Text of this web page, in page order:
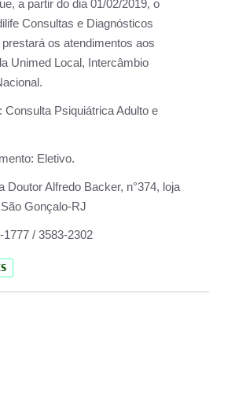
a partir do dia 01/02/2019, o
Consultas e Diagnósticos
os atendimentos aos
Unimed Local, Intercâmbio
Consulta Psiquiátrica Adulto e
Eletivo.
Doutor Alfredo Backer, n°374, loja
Gonçalo-RJ
1777 / 3583-2302